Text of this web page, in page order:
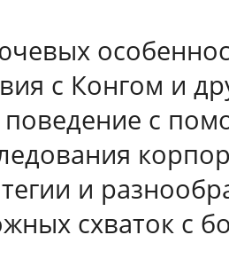
с Конгом и
поведение с
и
схваток с